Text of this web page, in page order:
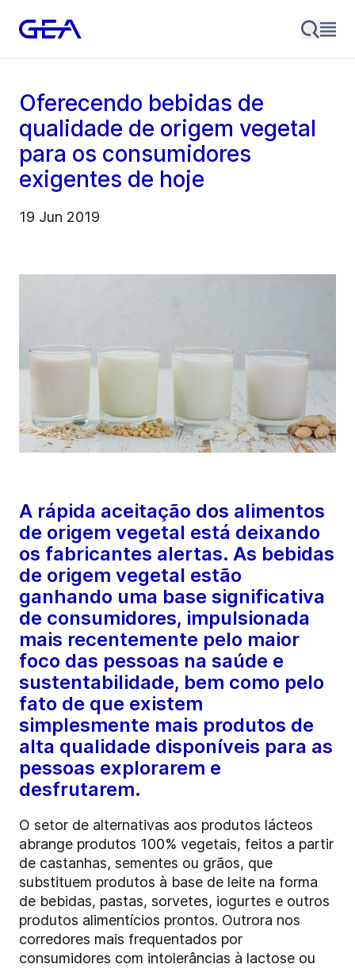
Oferecendo bebidas de
qualidade de origem vegetal
para os consumidores
exigentes de hoje
19 Jun 2019
A rápida aceitação dos alimentos
de origem vegetal está deixando
os fabricantes alertas. As bebidas
de origem vegetal estão
ganhando uma base significativa
de consumidores, impulsionada
mais recentemente pelo maior
foco das pessoas na saúde e
sustentabilidade, bem como pelo
fato de que existem
simplesmente mais produtos de
alta qualidade disponíveis para as
pessoas explorarem e
desfrutarem.
O setor de alternativas aos produtos lácteos
abrange produtos 100% vegetais, feitos a partir
de castanhas, sementes ou grãos, que
substituem produtos à base de leite na forma
de bebidas, pastas, sorvetes, iogurtes e outros
produtos alimentícios prontos. Outrora nos
corredores mais frequentados por
consumidores com intolerâncias à lactose ou